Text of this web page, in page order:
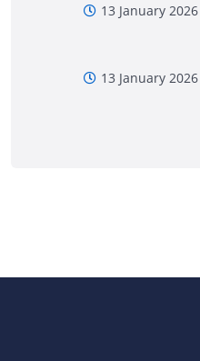
13 January 2026
13 January 2026